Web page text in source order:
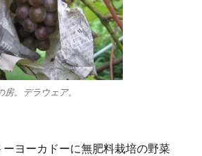
。デラウェア。
ヨーカドーに無肥料栽培の野菜